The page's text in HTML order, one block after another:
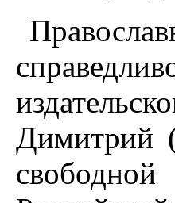
Димитрий